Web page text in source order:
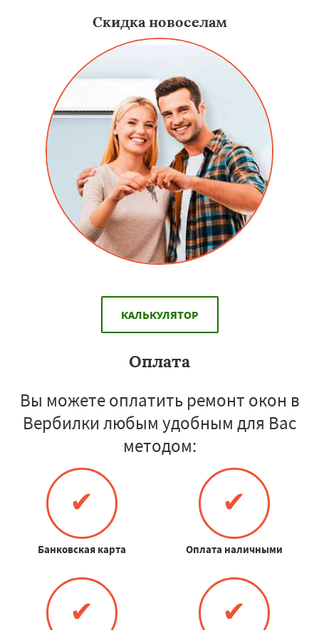
Скидка новоселам
КАЛЬКУЛЯТОР
Оплата
Вы можете оплатить ремонт окон в
Вербилки любым удобным для Вас
методом:
✔
Банковская карта
✔
Оплата наличными
✔ ✔